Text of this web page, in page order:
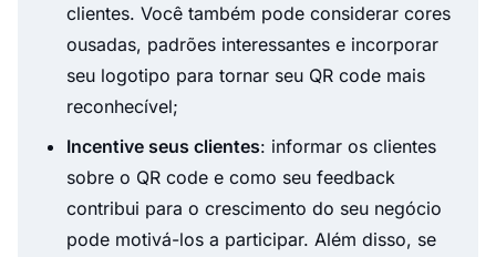
clientes. Você também pode considerar cores
ousadas, padrões interessantes e incorporar
seu logotipo para tornar seu QR code mais
reconhecível;
Incentive seus clientes: informar os clientes
sobre o QR code e como seu feedback
contribui para o crescimento do seu negócio
pode motivá-los a participar. Além disso, se